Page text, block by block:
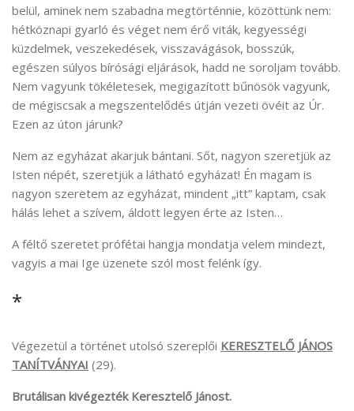
belül, aminek nem szabadna megtörténnie, közöttünk nem:
hétköznapi gyarló és véget nem érő viták, kegyességi
küzdelmek, veszekedések, visszavágások, bosszúk,
egészen súlyos bírósági eljárások, hadd ne soroljam tovább.
Nem vagyunk tökéletesek, megigazított bűnösök vagyunk,
de mégiscsak a megszentelődés útján vezeti övéit az Úr.
Ezen az úton járunk?
Nem az egyházat akarjuk bántani. Sőt, nagyon szeretjük az
Isten népét, szeretjük a látható egyházat! Én magam is
nagyon szeretem az egyházat, mindent „itt” kaptam, csak
hálás lehet a szívem, áldott legyen érte az Isten…
A féltő szeretet prófétai hangja mondatja velem mindezt,
vagyis a mai Ige üzenete szól most felénk így.
*
Végezetül a történet utolsó szereplői KERESZTELŐ JÁNOS
TANÍTVÁNYAI (29).
Brutálisan kivégezték Keresztelő Jánost.